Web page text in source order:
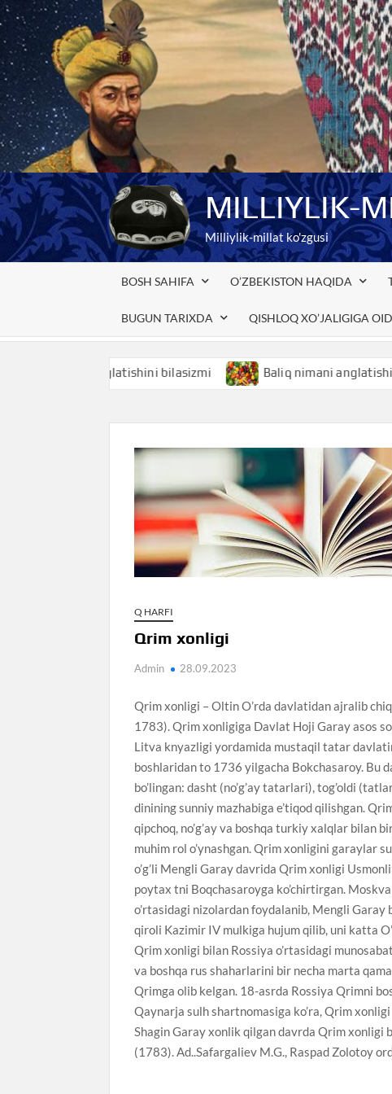
Skip
to
content
MILLIYLIK-
Milliylik-millat ko'zgusi
BOSH SAHIFA O’ZBEKISTON HAQIDA
BUGUN TARIXDA QISHLOQ XO’JALIGIGA
nimani anglatishini bilasizmi Baliq nimani anglatishini
Q HARFI
Qrim xonligi
Admin 28.09.2023
Qrim xonligi – Oltin O’rda davlatidan ajralib
1783). Qrim xonligiga Davlat Hoji Garay asos
Litva knyazligi yordamida mustaqil tatar
boshlaridan to 1736 yilgacha Bokchasaroy. Bu
bo’lingan: dasht (no’g’ay tatarlari), tog’oldi
dinining sunniy mazhabiga e’tiqod qilishgan.
qipchoq, no’g’ay va boshqa turkiy xalqlar
muhim rol o’ynashgan. Qrim xonligini garaylar
o’g’li Mengli Garay davrida Qrim xonligi
poytax tni Boqchasaroyga ko’chirtirgan.
o’rtasidagi nizolardan foydalanib, Mengli Garay
qiroli Kazimir IV mulkiga hujum qilib, uni katta
Qrim xonligi bilan Rossiya o’rtasidagi
va boshqa rus shaharlarini bir necha marta
Qrimga olib kelgan. 18-asrda Rossiya Qrimni
Qaynarja sulh shartnomasiga ko’ra, Qrim
Shagin Garay xonlik qilgan davrda Qrim
(1783). Ad..Safargaliev M.G., Raspad Zolotoy